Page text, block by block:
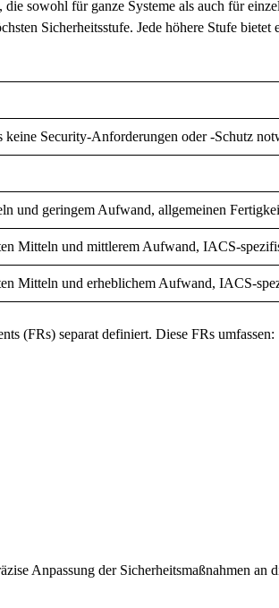
sowohl für ganze Systeme als auch für
Sicherheitsstufe. Jede höhere Stufe bietet
Security-Anforderungen oder -Schutz
und geringem Aufwand, allgemeinen
Mitteln und mittlerem Aufwand, IACS-
Mitteln und erheblichem Aufwand, IACS-
(FRs) separat definiert. Diese FRs umfassen:
Anpassung der Sicherheitsmaßnahmen an